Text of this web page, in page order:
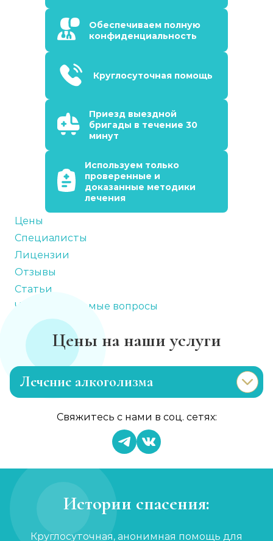
Обеспечиваем полную
конфиденциальность
Круглосуточная помощь
Приезд выездной
бригады в течение 30
минут
Используем только
проверенные и
доказанные методики
лечения
Цены
Специалисты
Лицензии
Отзывы
Статьи
Часто задаваемые вопросы
Цены на наши услуги
Лечение алкоголизма
от 2 150 ₽ Записаться
Свяжитесь с нами в соц. сетях:
Истории спасения:
Круглосуточная, анонимная помощь для